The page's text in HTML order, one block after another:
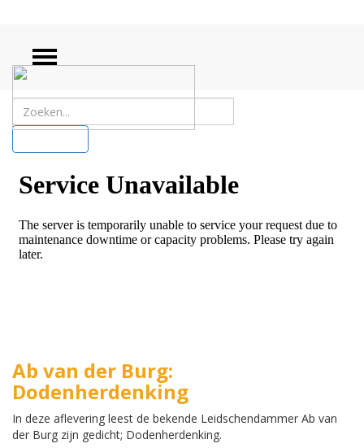
Ab van der Burg:
Dodenherdenking
In deze aflevering leest de bekende Leidschendammer Ab van
der Burg zijn gedicht; Dodenherdenking.